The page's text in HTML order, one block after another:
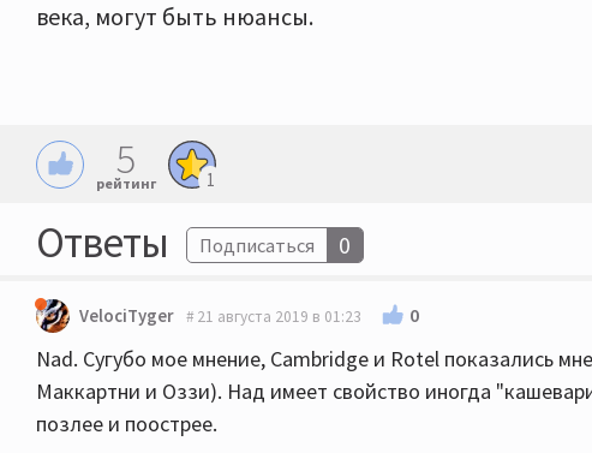
века, могут быть нюансы.
5
рейтинг 1
Ответы Подписаться 0
VelociTyger 21 августа 2019 в 01:23 0
Nad. Сугубо мое мнение, Cambridge и Rotel показались
Маккартни и Оззи). Над имеет свойство иногда
позлее и поострее.